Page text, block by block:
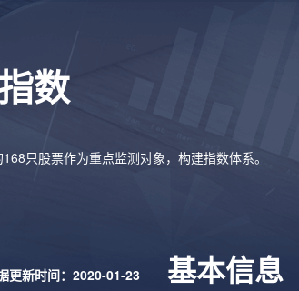
数
只股票作为重点监测对象，构建指数体系。
更新时间：2020-01-23 基本信息